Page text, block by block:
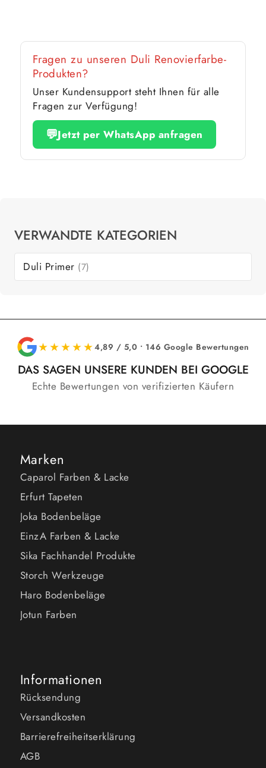
Fragen zu unseren Duli Renovierfarbe-
Produkten?
Unser Kundensupport steht Ihnen für alle
Fragen zur Verfügung!
💬Jetzt per WhatsApp anfragen
VERWANDTE KATEGORIEN
Duli Primer (7)
★★★★★4,89 / 5,0 • 146 Google Bewertungen
DAS SAGEN UNSERE KUNDEN BEI GOOGLE
Echte Bewertungen von verifizierten Käufern
Marken
Caparol Farben & Lacke
Erfurt Tapeten
Joka Bodenbeläge
EinzA Farben & Lacke
Sika Fachhandel Produkte
Storch Werkzeuge
Haro Bodenbeläge
Jotun Farben
Informationen
Rücksendung
Versandkosten
Barrierefreiheitserklärung
AGB